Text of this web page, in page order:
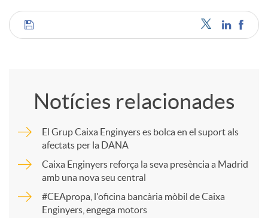
C
m
p
a
Notícies relacionades
El Grup Caixa Enginyers es bolca en el suport als
afectats per la DANA
Caixa Enginyers reforça la seva presència a Madrid
amb una nova seu central
#CEApropa, l'oficina bancària mòbil de Caixa
Enginyers, engega motors